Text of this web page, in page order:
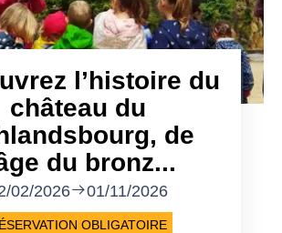
l’histoire du
château du
de
du bronz...
02/2026 01/11/2026
OBLIGATOIRE